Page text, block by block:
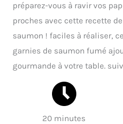
préparez-vous à ravir vos
proches avec cette recette
saumon ! faciles à réaliser,
garnies de saumon fumé
gourmande à votre table.
20 minutes